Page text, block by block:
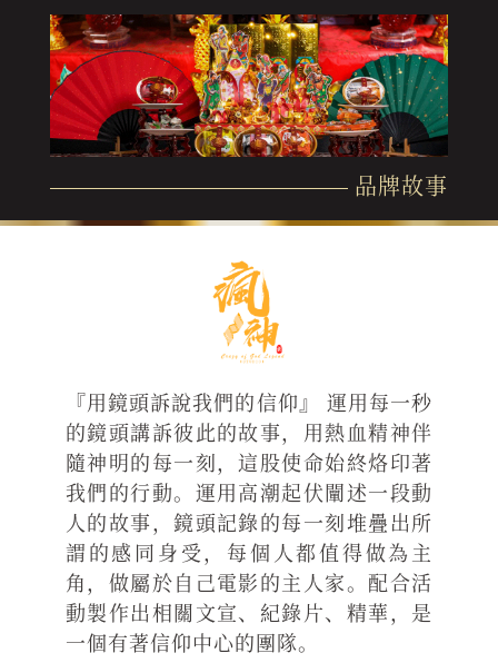
品牌故事
『用鏡頭訴說我們的信仰』 運用每一秒
的鏡頭講訴彼此的故事，用熱血精神伴
隨神明的每一刻，這股使命始終烙印著
我們的行動。運用高潮起伏闡述一段動
人的故事，鏡頭記錄的每一刻堆疊出所
謂的感同身受，每個人都值得做為主
角，做屬於自己電影的主人家。配合活
動製作出相關文宣、紀錄片、精華，是
一個有著信仰中心的團隊。